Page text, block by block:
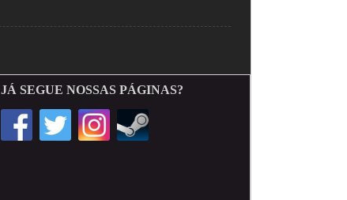
JÁ SEGUE NOSSAS PÁGINAS?